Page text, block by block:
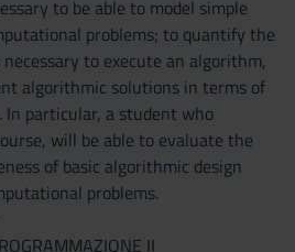
to be able to model simple
problems; to quantify the
to execute an algorithm,
algorithmic solutions in terms of
particular, a student who
will be able to evaluate the
of basic algorithmic design
problems.
II